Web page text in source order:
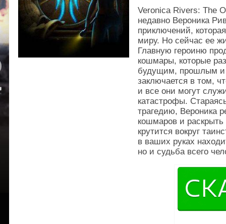
Veronica Rivers: The
недавно Вероника
приключений,
миру. Но сейчас ее
Главную героиню
кошмары, которые
будущим, прошлым и
заключается в том,
и все они могут
катастрофы.
трагедию, Вероника
кошмаров и раскрыть
крутится вокруг
в ваших руках
но и судьба всего